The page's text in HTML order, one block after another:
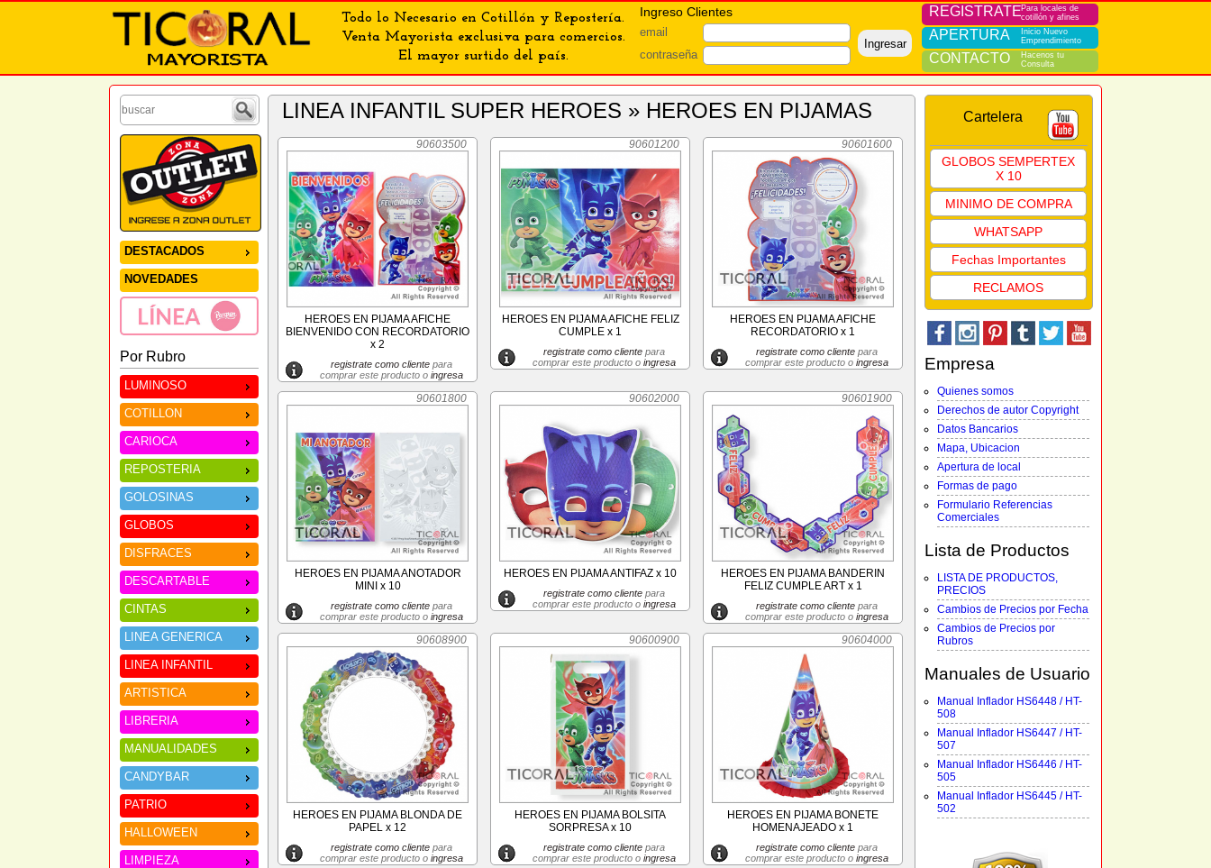
Todo lo Necesario en Cotillón y Repostería.
Venta Mayorista exclusiva para comercios.
El mayor surtido del país.
Ingreso Clientes
email
contraseña
Ingresar
REGISTRATEPara locales de
cotillón y afines
APERTURA
Inicio Nuevo
Emprendimiento
CONTACTO
Hacenos tu
Consulta
DESTACADOS
NOVEDADES
Por Rubro
LUMINOSO
COTILLON
CARIOCA
REPOSTERIA
GOLOSINAS
GLOBOS
DISFRACES
DESCARTABLE
CINTAS
LINEA GENERICA
LINEA INFANTIL
ARTISTICA
LIBRERIA
MANUALIDADES
CANDYBAR
PATRIO
HALLOWEEN
LIMPIEZA
LINEA INFANTIL SUPER HEROES » HEROES EN PIJAMAS
90603500
HEROES EN PIJAMA AFICHE
BIENVENIDO CON RECORDATORIO
x 2
registrate como clientepara
comprar este producto o ingresa
90601200
HEROES EN PIJAMA AFICHE FELIZ
CUMPLE x 1
registrate como clientepara
comprar este producto o ingresa
90601600
HEROES EN PIJAMA AFICHE
RECORDATORIO x 1
registrate como clientepara
comprar este producto o ingresa
90601800
HEROES EN PIJAMA ANOTADOR
MINI x 10
registrate como clientepara
comprar este producto o ingresa
90602000
HEROES EN PIJAMA ANTIFAZ x 10
registrate como clientepara
comprar este producto o ingresa
90601900
HEROES EN PIJAMA BANDERIN
FELIZ CUMPLE ART x 1
registrate como clientepara
comprar este producto o ingresa
90608900
HEROES EN PIJAMA BLONDA DE
PAPEL x 12
registrate como clientepara
comprar este producto o ingresa
90600900
HEROES EN PIJAMA BOLSITA
SORPRESA x 10
registrate como clientepara
comprar este producto o ingresa
90604000
HEROES EN PIJAMA BONETE
HOMENAJEADO x 1
registrate como clientepara
comprar este producto o ingresa
Cartelera
GLOBOS SEMPERTEX
X 10
MINIMO DE COMPRA
WHATSAPP
Fechas Importantes
RECLAMOS
Empresa
Quienes somos
Derechos de autor Copyright
Datos Bancarios
Mapa, Ubicacion
Apertura de local
Formas de pago
Formulario Referencias
Comerciales
Lista de Productos
LISTA DE PRODUCTOS,
PRECIOS
Cambios de Precios por Fecha
Cambios de Precios por
Rubros
Manuales de Usuario
Manual Inflador HS6448 / HT-
508
Manual Inflador HS6447 / HT-
507
Manual Inflador HS6446 / HT-
505
Manual Inflador HS6445 / HT-
502